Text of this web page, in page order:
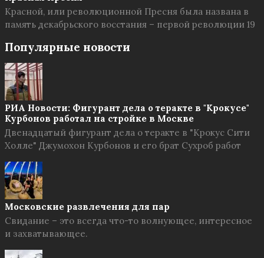
Красной, или революционной Пресня была названа в
память декабрьского восстания – первой революции 19
Популярные новости
РИА Новости: Фигурант дела о теракте в "Крокусе"
Курбонов работал на стройке в Москве
Двенадцатый фигурант дела о теракте в "Крокус Сити
Холле" Джумохон Курбонов и его брат Сухроб работ
Московские развлечения для пар
Свидание – это всегда что-то волнующее, интересное
и захватывающее.